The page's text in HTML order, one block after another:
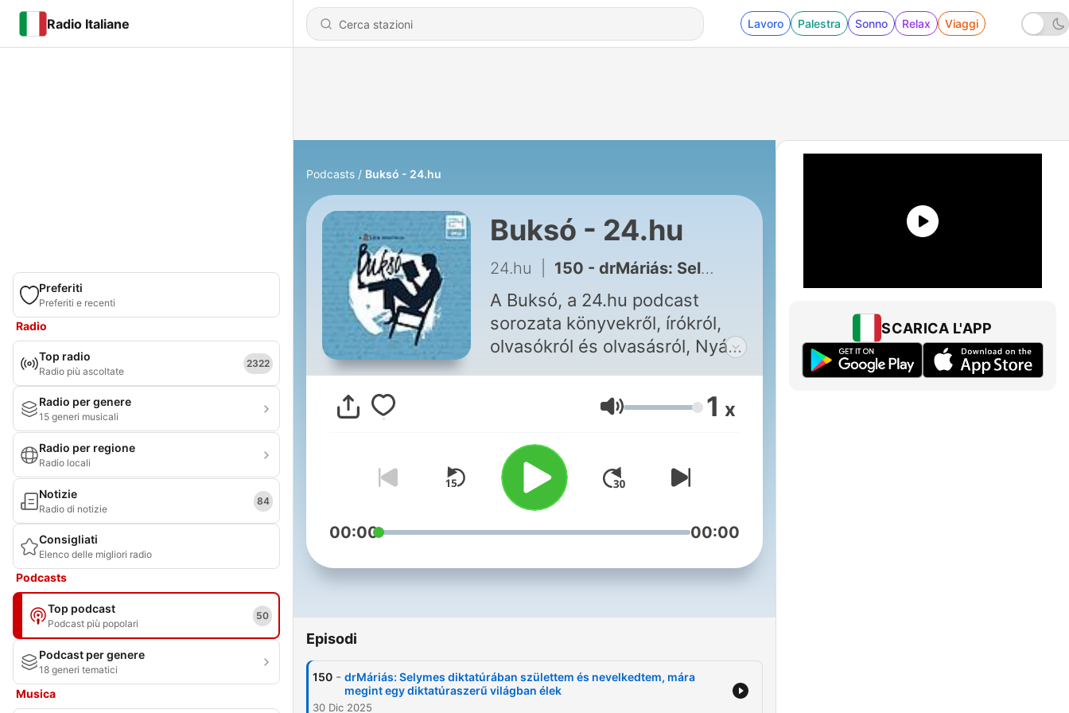
Radio Italiane Lavoro Palestra Sonno Relax Viaggi
Preferiti
Preferiti e recenti
Radio
Top radio
Radio più ascoltate
2322
Radio per genere
15 generi musicali
Radio per regione
Radio locali
Notizie
Radio di notizie
84
Consigliati
Elenco delle migliori radio
Podcasts
Top podcast
Podcast più popolari
50
Podcast per genere
18 generi tematici
Musica
Podcasts Buksó - 24.hu
Buksó - 24.hu
24.hu 150 - drMáriás: Selymes diktatúrában születtem és nevelkedtem, mára megint egy diktatúraszerű világban élek
A Buksó, a 24.hu podcast
sorozata könyvekről, írókról,
olvasókról és olvasásról, Nyáry
könyvek támogatásával.
Volume 1 x
00:00 00:00
Episodi
150 - drMáriás: Selymes diktatúrában születtem és nevelkedtem, mára
megint egy diktatúraszerű világban élek
30 Dic 2025
SCARICA L'APP